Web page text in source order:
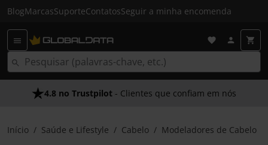
BlogMarcasSuporteContatosSeguir a minha encomenda
4.8 no Trustpilot - Clientes que confiam em nós
Início Saúde e Lifestyle Cabelo Modeladores de Cabelo